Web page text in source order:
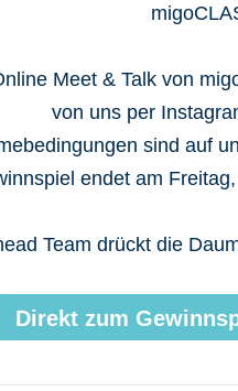
Meet & Talk von
von uns per
sind auf
endet am
Team drückt die
Direkt zum